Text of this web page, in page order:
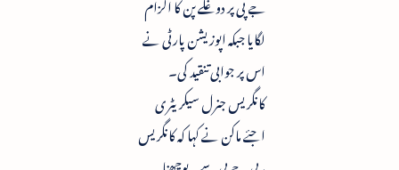
لگایا جبکہ اپوزیشن پارٹی نے
اس پر جوابی تنقید کی۔
کانگریس جنرل سیکریٹری
اجئے ماکن نے کہا کہ کانگریس